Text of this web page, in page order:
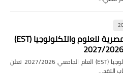
إعلان وظائف المصرية للعلوم والتكنولوجيا (EST)
إعلان وظائف المصرية للعلوم والتكنولوجيا (EST) العام الجامعي 2027/2026 تعلن
التقد…